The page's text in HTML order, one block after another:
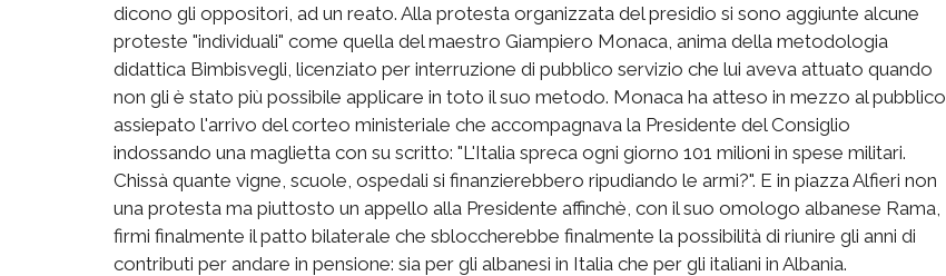
dicono gli oppositori, ad un reato. Alla protesta organizzata del presidio si sono aggiunte alcune
proteste "individuali" come quella del maestro Giampiero Monaca, anima della metodologia
didattica Bimbisvegli, licenziato per interruzione di pubblico servizio che lui aveva attuato quando
non gli è stato più possibile applicare in toto il suo metodo. Monaca ha atteso in mezzo al pubblico
assiepato l'arrivo del corteo ministeriale che accompagnava la Presidente del Consiglio
indossando una maglietta con su scritto: "L'Italia spreca ogni giorno 101 milioni in spese militari.
Chissà quante vigne, scuole, ospedali si finanzierebbero ripudiando le armi?". E in piazza Alfieri non
una protesta ma piuttosto un appello alla Presidente affinchè, con il suo omologo albanese Rama,
firmi finalmente il patto bilaterale che sbloccherebbe finalmente la possibilità di riunire gli anni di
contributi per andare in pensione: sia per gli albanesi in Italia che per gli italiani in Albania.